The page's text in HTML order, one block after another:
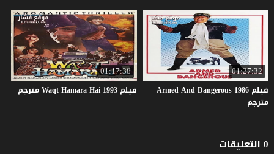
01:27:32
فيلم Armed And Dangerous 1986
مترجم
01:17:38
فيلم WaqtHamaraHai 1993 مترجم
0 التعليقات